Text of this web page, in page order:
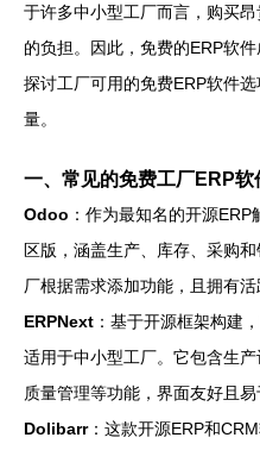
于许多中小型工厂而言，购买
的负担。因此，免费的ERP软
探讨工厂可用的免费ERP软件
量。
一、常见的免费工厂ERP软
Odoo ：作为最知名的开源
区版，涵盖生产、库存、采购
厂根据需求添加功能，且拥有活
ERPNext ：基于开源框架构建
适用于中小型工厂。它包含生产
质量管理等功能，界面友好且易
Dolibarr：这款开源ERP和